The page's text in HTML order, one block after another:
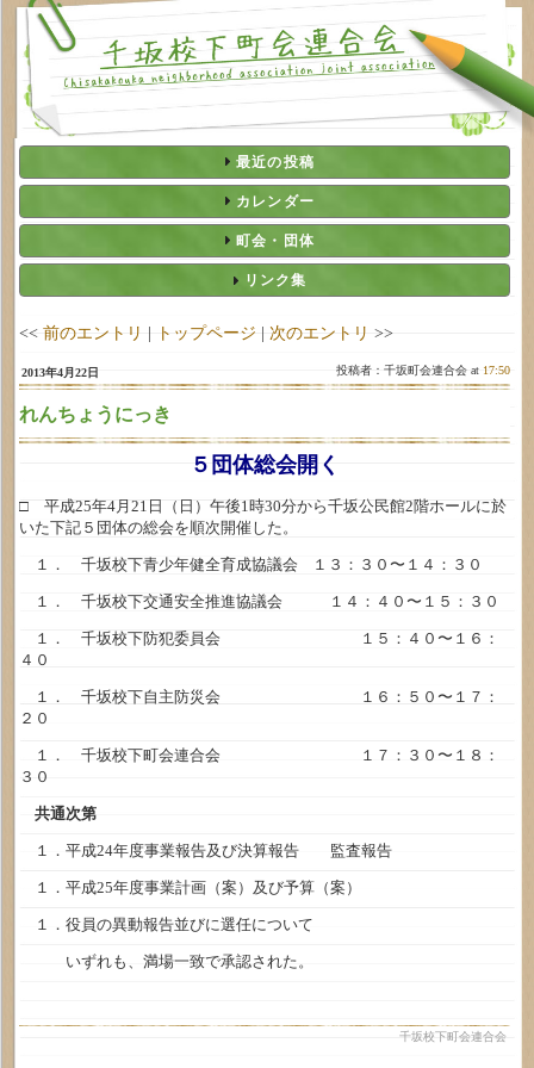
最近の投稿
カレンダー
町会・団体
リンク集
<< 前のエントリ | トップページ | 次のエントリ >>
2013年4月22日 投稿者：千坂町会連合会 at 17:50
れんちょうにっき
５団体総会開く
□ 平成25年4月21日（日）午後1時30分から千坂公民館2階ホールに於
いた下記５団体の総会を順次開催した。
１． 千坂校下青少年健全育成協議会 １３：３０〜１４：３０
１． 千坂校下交通安全推進協議会 １４：４０〜１５：３０
１． 千坂校下防犯委員会 １５：４０〜１６：
４０
１． 千坂校下自主防災会 １６：５０〜１７：
２０
１． 千坂校下町会連合会 １７：３０〜１８：
３０
共通次第
１．平成24年度事業報告及び決算報告 監査報告
１．平成25年度事業計画（案）及び予算（案）
１．役員の異動報告並びに選任について
いずれも、満場一致で承認された。
千坂校下町会連合会